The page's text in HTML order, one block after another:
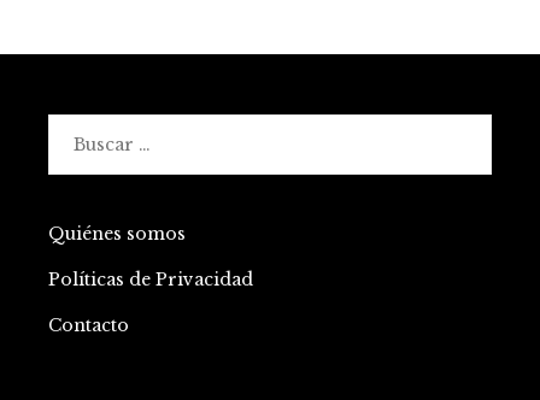
Quiénes somos
Políticas de Privacidad
Contacto